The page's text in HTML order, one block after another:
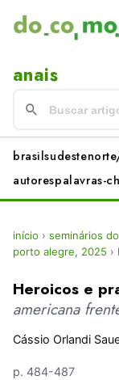
anais
brasilsudeste
autorespalavras-
início › seminários
porto alegre, 2025 ›
Heroicos e
americana
Cássio Orlandi
p. 484-487